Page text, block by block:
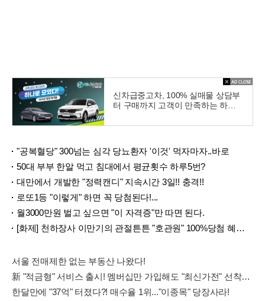
신차급중고차, 100% 실매물 상담부
터 구매까지 고객이 만족하는 하나
"공복혈당" 300넘는 심각 당뇨환자 '이것' 먹자마자..바로
50대 부부 한알 먹고 침대에서 평균횟수 하루5번?
대만에서 개발한 "정력캔디" 지속시간 3일!! 충격!!
로또1등 "이렇게" 하면 꼭 당첨된다!...
월3000만원 벌고 싶으면 "이 자격증"만 따면 된다.
[화제] 천하장사 이만기의 관절튼튼 "호관원" 100%당첨 혜택 난리나!!
서울 전매제한 없는 부동산 나왔다!
新 "적금형" 서비스 출시! 멤버십만 가입해도 "최신가전" 선착순 100% 무료 경품지원!!
한달만에 "37억" 터졌다?! 매수율 1위..."이종목" 당장사라!